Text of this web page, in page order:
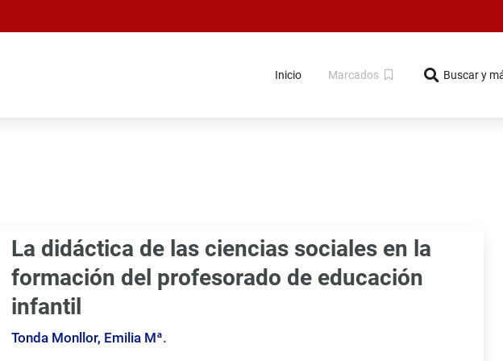
Inicio Marcados Buscar y
La didáctica de las ciencias sociales en la
formación del profesorado de educación
infantil
Tonda Monllor, Emilia Mª.